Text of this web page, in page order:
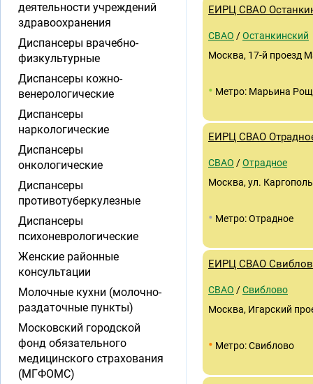
ЕИРЦ СВАО
СВАО /Останкинский
Москва, 17-й проезд
• Метро: Марьина
ЕИРЦ СВАО
СВАО /Отрадное
Москва, ул.
• Метро: Отрадное
ЕИРЦ СВАО
СВАО /Свиблово
Москва, Игарский
• Метро: Свиблово
деятельности учреждений
здравоохранения
Диспансеры врачебно-
физкультурные
Диспансеры кожно-
венерологические
Диспансеры
наркологические
Диспансеры
онкологические
Диспансеры
противотуберкулезные
Диспансеры
психоневрологические
Женские районные
консультации
Молочные кухни (молочно-
раздаточные пункты)
Московский городской
фонд обязательного
медицинского страхования
(МГФОМС)